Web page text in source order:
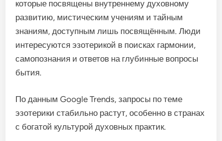
которые посвящены внутреннему духовному
развитию, мистическим учениям и тайным
знаниям, доступным лишь посвящённым. Люди
интересуются эзотерикой в поисках гармонии,
самопознания и ответов на глубинные вопросы
бытия.
По данным Google Trends, запросы по теме
эзотерики стабильно растут, особенно в странах
с богатой культурой духовных практик.